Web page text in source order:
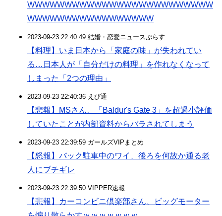
WWWWWWWWWWWWWWWWWWWWWWWWW
WWWWWWWWWWWWWWWWW
2023-09-23 22:40:49 結婚・恋愛ニュースぷらす
【料理】いま日本から「家庭の味」が失われてい
る…日本人が「自分だけの料理」を作れなくなって
しまった「2つの理由」
2023-09-23 22:40:36 えび通
【悲報】MSさん、「Baldur's Gate 3」を超過小評価
していたことが内部資料からバラされてしまう
2023-09-23 22:39:59 ガールズVIPまとめ
【怒報】バック駐車中のワイ、後ろを何故か通る老
人にブチギレ
2023-09-23 22:39:50 VIPPER速報
【悲報】カーコンビニ倶楽部さん、ビッグモーター